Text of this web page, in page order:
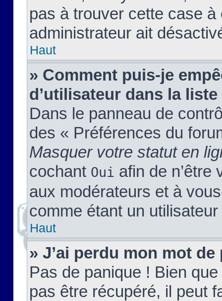
pas à trouver cette case à
administrateur ait
Haut
» Comment puis-je
d’utilisateur dans la
Dans le panneau de
des « Préférences du
Masquer votre statut en
cochant Oui afin de n’être
aux modérateurs et à
comme étant un
Haut
» J’ai perdu mon mot de
Pas de panique ! Bien
pas être récupéré, il peut